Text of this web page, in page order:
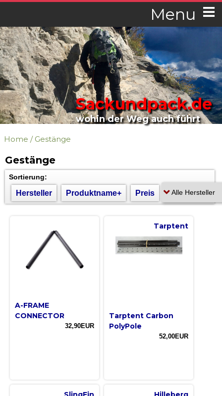
Menu
Sackundpack.de
wohin der Weg auch führt
Home / Gestänge
Gestänge
Sortierung:
Hersteller Produktname+ Preis
A-FRAME
CONNECTOR
32,90EUR
Tarptent
Tarptent Carbon
PolyPole
52,00EUR